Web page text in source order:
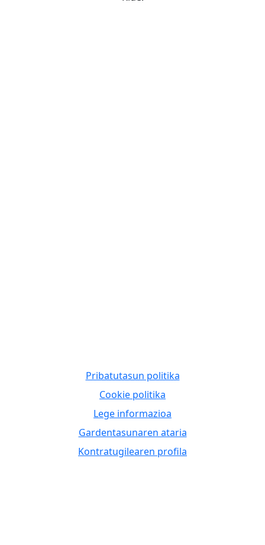
Pribatutasun politika
Cookie politika
Lege informazioa
Gardentasunaren ataria
Kontratugilearen profila